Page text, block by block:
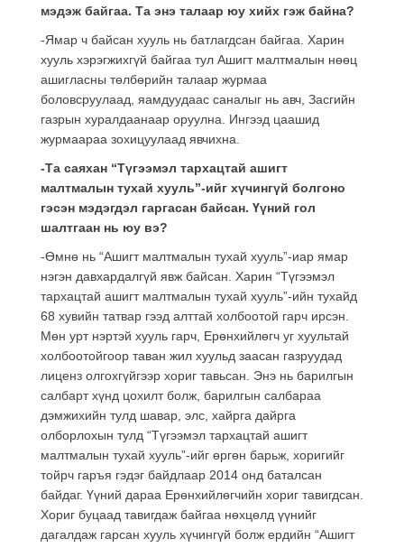
мэдэж байгаа. Та энэ талаар юу хийх гэж байна?
-Ямар ч байсан хууль нь батлагдсан байгаа. Харин
хууль хэрэгжихгүй байгаа тул Ашигт малтмалын нөөц
ашигласны төлбөрийн талаар журмаа
боловсруулаад, яамдуудаас саналыг нь авч, Засгийн
газрын хуралдаанаар оруулна. Ингээд цаашид
журмаараа зохицуулаад явчихна.
-Та саяхан “Түгээмэл тархацтай ашигт
малтмалын тухай хууль”-ийг хүчингүй болгоно
гэсэн мэдэгдэл гаргасан байсан. Үүний гол
шалтгаан нь юу вэ?
-Өмнө нь “Ашигт малтмалын тухай хууль”-иар ямар
нэгэн давхардалгүй явж байсан. Харин “Түгээмэл
тархацтай ашигт малтмалын тухай хууль”-ийн тухайд
68 хувийн татвар гээд алттай холбоотой гарч ирсэн.
Мөн урт нэртэй хууль гарч, Ерөнхийлөгч уг хуультай
холбоотойгоор таван жил хуульд заасан газруудад
лиценз олгохгүйгээр хориг тавьсан. Энэ нь барилгын
салбарт хүнд цохилт болж, барилгын салбараа
дэмжихийн тулд шавар, элс, хайрга дайрга
олборлохын тулд “Түгээмэл тархацтай ашигт
малтмалын тухай хууль”-ийг өргөн барьж, хоригийг
тойрч гаръя гэдэг байдлаар 2014 онд баталсан
байдаг. Үүний дараа Ерөнхийлөгчийн хориг тавигдсан.
Хориг буцаад тавигдаж байгаа нөхцөлд үүнийг
дагалдаж гарсан хууль хүчингүй болж ердийн “Ашигт